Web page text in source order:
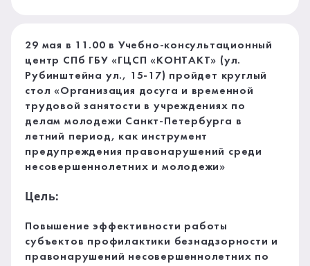
29 мая в 11.00 в Учебно-консультационный
центр СПб ГБУ «ГЦСП «КОНТАКТ» (ул.
Рубинштейна ул., 15-17) пройдет круглый
стол «Организация досуга и временной
трудовой занятости в учреждениях по
делам молодежи Санкт-Петербурга в
летний период, как инструмент
предупреждения правонарушений среди
несовершеннолетних и молодежи»
Цель:
Повышение эффективности работы
субъектов профилактики безнадзорности и
правонарушений несовершеннолетних по